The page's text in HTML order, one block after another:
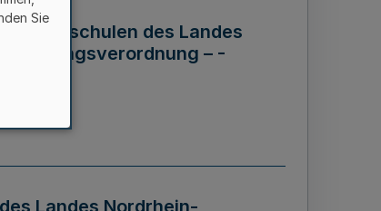
Hochschulen des Landes
– -
Landes Nordrhein-
Sie